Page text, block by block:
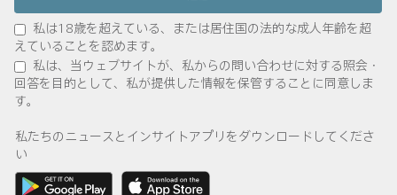
私は18歳を超えている、または居住国の法的な成人年齢を超
えていることを認めます。
私は、当ウェブサイトが、私からの問い合わせに対する照会・
回答を目的として、私が提供した情報を保管することに同意しま
す。
私たちのニュースとインサイトアプリをダウンロードしてくださ
い